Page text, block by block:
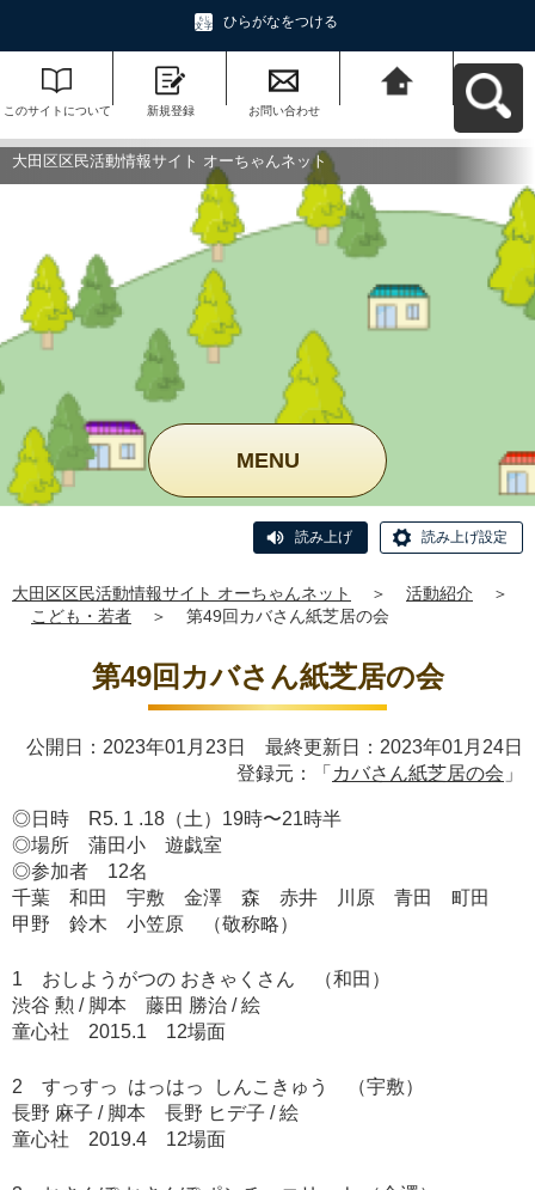
ひらがなをつける
このサイトについて 新規登録 お問い合わせ
ットへ戻る
大田区区民活動情報サイト オーちゃんネット
MENU
読み上げ 読み上げ設定
大田区区民活動情報サイト オーちゃんネット ＞ 活動紹介
＞
こども・若者
＞ 第49回カバさん紙芝居の会
第49回カバさん紙芝居の会
公開日：2023年01月23日 最終更新日：2023年01月24日
登録元：「 カバさん紙芝居の会 」
◎日時 R5. 1 .18（土）19時〜21時半
◎場所 蒲田小 遊戯室
◎参加者 12名
千葉 和田 宇敷 金澤 森 赤井 川原 青田 町田
甲野 鈴木 小笠原 （敬称略）
1 おしようがつの おきゃくさん （和田）
渋谷 勲 / 脚本 藤田 勝治 / 絵
童心社 2015.1 12場面
2 すっすっ はっはっ しんこきゅう （宇敷）
長野 麻子 / 脚本 長野 ヒデ子 / 絵
童心社 2019.4 12場面